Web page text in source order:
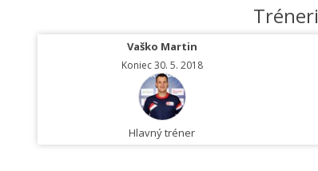
Tréneri
Vaško Martin
Koniec 30. 5. 2018
Hlavný tréner